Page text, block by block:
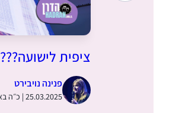
ציפית לישועה???
פנינה נויבירט
25.03.2025 | כ״ה באדר תשפ״ה